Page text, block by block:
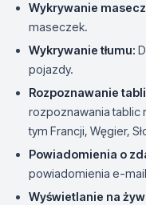
Wykrywanie
maseczek.
Wykrywanie tłumu:
pojazdy.
Rozpoznawanie
rozpoznawania tablic
tym Francji, Węgier,
Powiadomienia o
powiadomienia e-
Wyświetlanie na